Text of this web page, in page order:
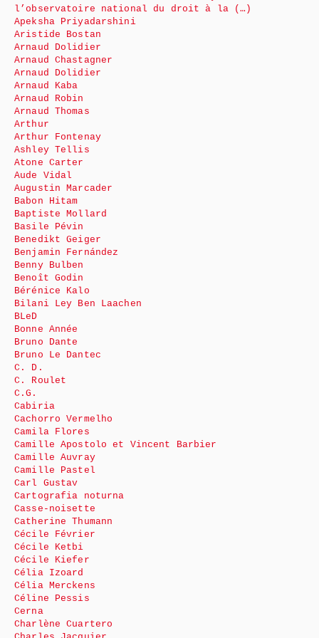
l’observatoire national du droit à la (…)
Apeksha Priyadarshini
Aristide Bostan
Arnaud Dolidier
Arnaud Chastagner
Arnaud Dolidier
Arnaud Kaba
Arnaud Robin
Arnaud Thomas
Arthur
Arthur Fontenay
Ashley Tellis
Atone Carter
Aude Vidal
Augustin Marcader
Babon Hitam
Baptiste Mollard
Basile Pévin
Benedikt Geiger
Benjamin Fernández
Benny Bulben
Benoît Godin
Bérénice Kalo
Bilani Ley Ben Laachen
BLeD
Bonne Année
Bruno Dante
Bruno Le Dantec
C. D.
C. Roulet
C.G.
Cabiria
Cachorro Vermelho
Camila Flores
Camille Apostolo et Vincent Barbier
Camille Auvray
Camille Pastel
Carl Gustav
Cartografia noturna
Casse-noisette
Catherine Thumann
Cécile Février
Cécile Ketbi
Cécile Kiefer
Célia Izoard
Célia Merckens
Céline Pessis
Cerna
Charlène Cuartero